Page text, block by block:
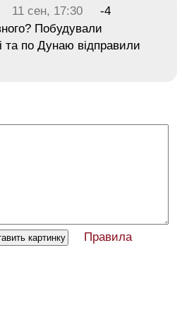
11 сен, 17:30
-4
Побудували
та по Дунаю відправили
Правила